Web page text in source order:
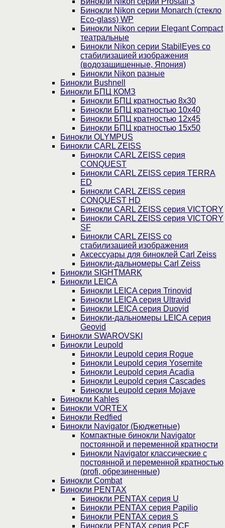
Бинокли Nikon серии Monarch (стекло
Eco-glass) WP
Бинокли Nikon серии Elegant Compact
театральные
Бинокли Nikon серии StabilEyes со
стабилизацией изображения
(водозащищенные, Япония)
Бинокли Nikon разные
Бинокли Bushnell
Бинокли БПЦ КОМЗ
Бинокли БПЦ кратностью 8х30
Бинокли БПЦ кратностью 10х40
Бинокли БПЦ кратностью 12х45
Бинокли БПЦ кратностью 15х50
Бинокли OLYMPUS
Бинокли CARL ZEISS
Бинокли CARL ZEISS серия
CONQUEST
Бинокли CARL ZEISS серия TERRA
ED
Бинокли CARL ZEISS серия
CONQUEST HD
Бинокли CARL ZEISS серия VICTORY
Бинокли CARL ZEISS серия VICTORY
SF
Бинокли CARL ZEISS со
стабилизацией изображения
Аксессуары для биноклей Carl Zeiss
Бинокли-дальномеры Carl Zeiss
Бинокли SIGHTMARK
Бинокли LEICA
Бинокли LEICA серия Trinovid
Бинокли LEICA серия Ultravid
Бинокли LEICA серия Duovid
Бинокли-дальномеры LEICA серия
Geovid
Бинокли SWAROVSKI
Бинокли Leupold
Бинокли Leupold серия Rogue
Бинокли Leupold серия Yosemite
Бинокли Leupold серия Acadia
Бинокли Leupold серия Cascades
Бинокли Leupold серия Mojave
Бинокли Kahles
Бинокли VORTEX
Бинокли Redfied
Бинокли Navigator (Бюджетные)
Компактные бинокли Navigator
постоянной и переменной кратности
Бинокли Navigator классические с
постоянной и переменной кратностью
(profi, обрезиненные)
Бинокли Combat
Бинокли PENTAX
Бинокли PENTAX серия U
Бинокли PENTAX серия Papilio
Бинокли PENTAX серия S
Бинокли PENTAX серия PCF